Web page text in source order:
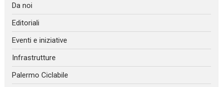
Da noi
Editoriali
Eventi e iniziative
Infrastrutture
Palermo Ciclabile